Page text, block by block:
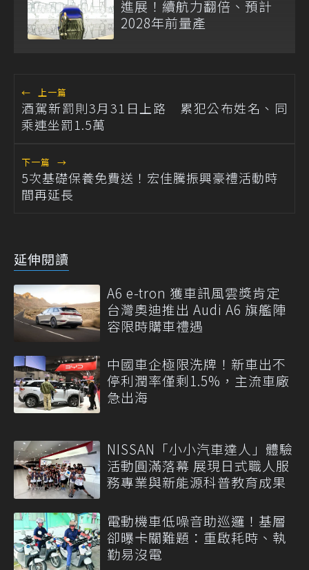
進展！續航力翻倍、預計
2028年前量產
← 上一篇
酒駕新罰則3月31日上路 累犯公布姓名、同
乘連坐罰1.5萬
下一篇 →
5次基礎保養免費送！宏佳騰振興豪禮活動時
間再延長
延伸閱讀
A6 e-tron 獲車訊風雲獎肯定
台灣奧迪推出 Audi A6 旗艦陣
容限時購車禮遇
中國車企極限洗牌！新車出不
停利潤率僅剩1.5%，主流車廠
急出海
NISSAN「小小汽車達人」體驗
活動圓滿落幕 展現日式職人服
務專業與新能源科普教育成果
電動機車低噪音助巡邏！基層
卻曝卡關難題：重啟耗時、執
勤易沒電